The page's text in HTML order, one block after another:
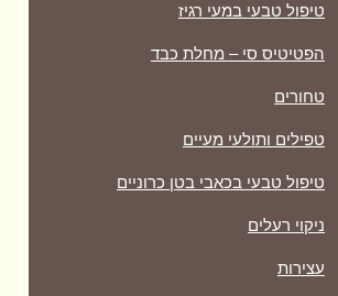
טיפול טבעי במעי רגיז
הפטיטיס סי – מחלת כבד
טחורים
טפילים ותולעי מעיים
טיפול טבעי בכאבי בטן כרוניים
ניקוי רעלים
עצירות